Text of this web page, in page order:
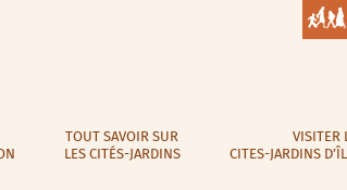
TOUT SAVOIR SUR
LES CITÉS-JARDINS
VISITER
CITES-JARDINS